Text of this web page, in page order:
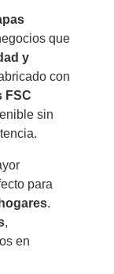
que
y
con
FSC
sin
para
.
,
en